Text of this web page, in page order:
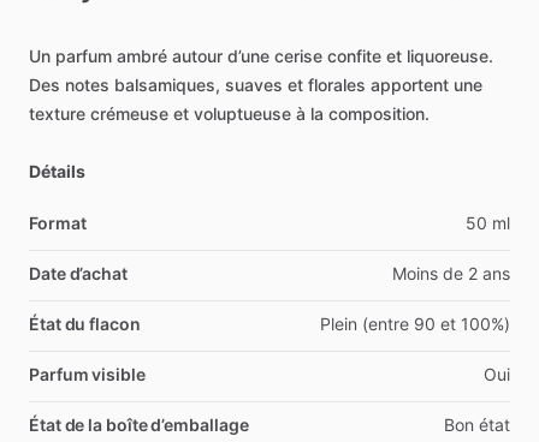
Un parfum ambré autour d’une cerise confite et liquoreuse.
Des notes balsamiques, suaves et florales apportent une
texture crémeuse et voluptueuse à la composition.
Détails
Format 50 ml
Date d’achat Moins de 2 ans
État du flacon Plein (entre 90 et 100%)
Parfum visible Oui
État de la boîte d’emballage Bon état